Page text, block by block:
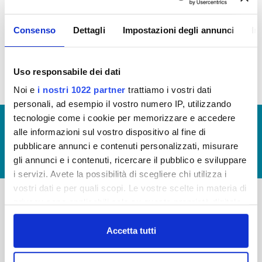
Consenso Dettagli Impostazioni degli annunci
Uso responsabile dei dati
Noi e i nostri 1022 partner trattiamo i vostri dati
personali, ad esempio il vostro numero IP, utilizzando
tecnologie come i cookie per memorizzare e accedere
alle informazioni sul vostro dispositivo al fine di
pubblicare annunci e contenuti personalizzati, misurare
gli annunci e i contenuti, ricercare il pubblico e sviluppare
i servizi. Avete la possibilità di scegliere chi utilizza i
vostri dati e per quali scopi. Le vostre scelte in materia di
in cui avete effettuato le vostre scelte. È possibile
modificare o revocare il proprio consenso in qualsiasi
momento dalla Dichiarazione sui cookie o facendo clic
Accetta tutti
AFFITTO
© Copyright 2017 - 2026
GLOSSARIO
GIUDICA IL SERVIZIO
LAVORA CON NOI
Via Villamagna 90/c -
-